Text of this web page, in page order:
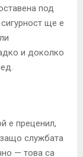
под
ще е
и доколко
е преценил,
службата
— това са